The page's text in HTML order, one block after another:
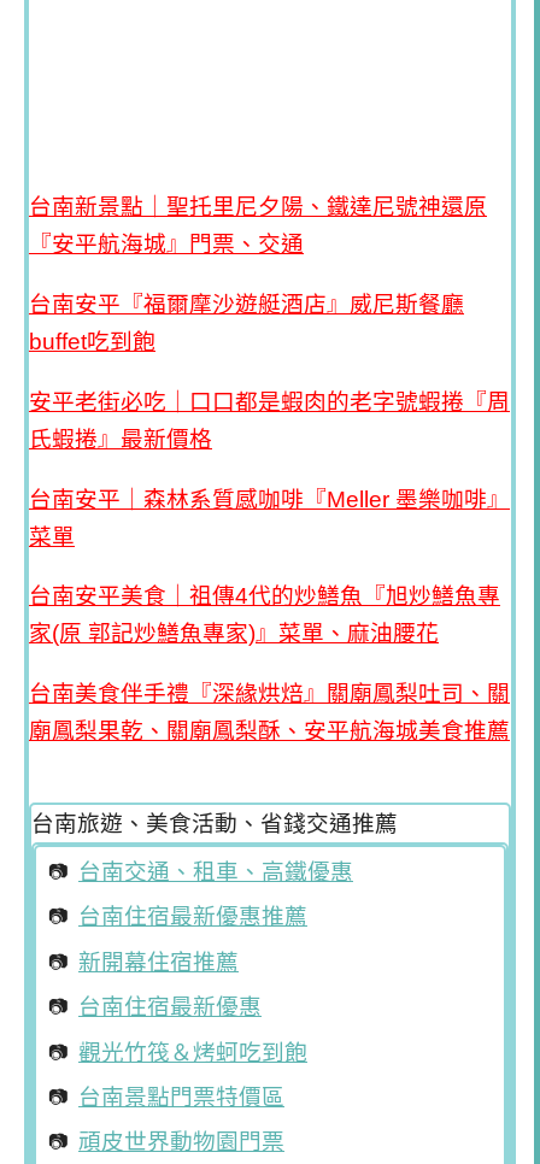
台南新景點｜聖托里尼夕陽、鐵達尼號神還原
『安平航海城』門票、交通
台南安平『福爾摩沙遊艇酒店』威尼斯餐廳
buffet吃到飽
安平老街必吃｜口口都是蝦肉的老字號蝦捲『周
氏蝦捲』最新價格
台南安平｜森林系質感咖啡『Meller 墨樂咖啡』
菜單
台南安平美食｜祖傳4代的炒鱔魚『旭炒鱔魚專
家(原 郭記炒鱔魚專家)』菜單、麻油腰花
台南美食伴手禮『深緣烘焙』關廟鳳梨吐司、關
廟鳳梨果乾、關廟鳳梨酥、安平航海城美食推薦
台南旅遊、美食活動、省錢交通推薦
台南交通、租車、高鐵優惠
台南住宿最新優惠推薦
新開幕住宿推薦
台南住宿最新優惠
觀光竹筏＆烤蚵吃到飽
台南景點門票特價區
頑皮世界動物園門票